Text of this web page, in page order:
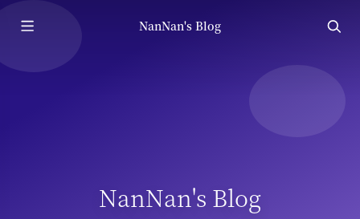
NanNan's Blog
NanNan's Blog